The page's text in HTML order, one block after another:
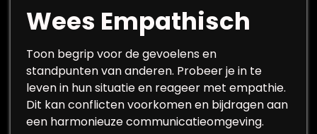
Wees Empathisch
Toon begrip voor de gevoelens en
standpunten van anderen. Probeer je in te
leven in hun situatie en reageer met empathie.
Dit kan conflicten voorkomen en bijdragen aan
een harmonieuze communicatieomgeving.